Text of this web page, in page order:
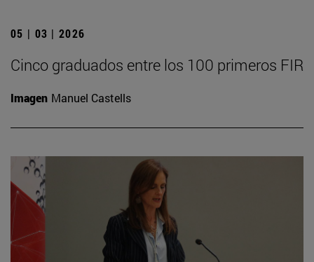
05 | 03 | 2026
Cinco graduados entre los 100 primeros FIR
Imagen Manuel Castells